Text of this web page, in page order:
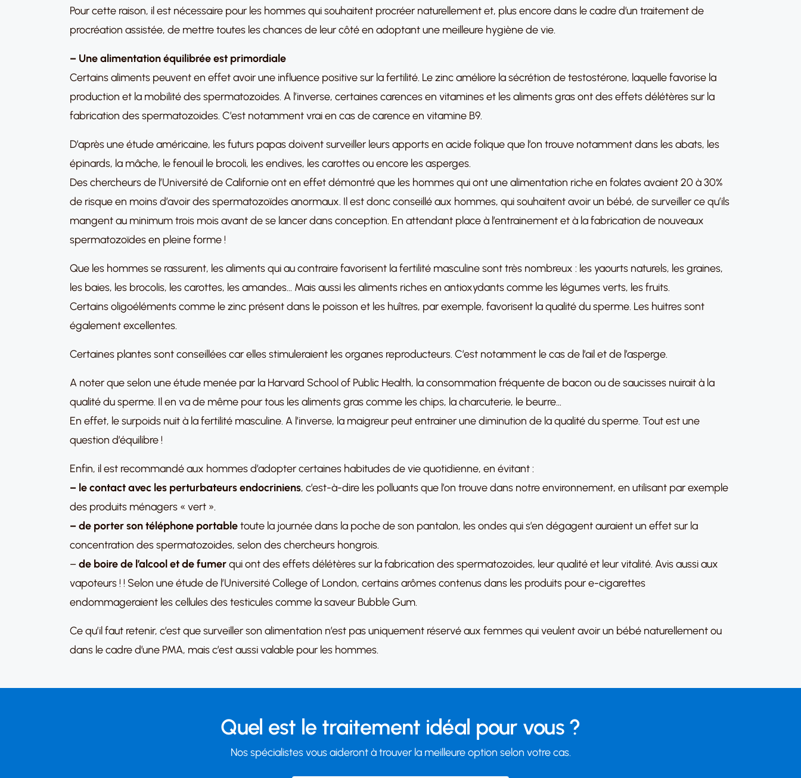
Pour cette raison, il est nécessaire pour les hommes qui souhaitent procréer naturellement et, plus encore dans le cadre d’un traitement de
procréation assistée, de mettre toutes les chances de leur côté en adoptant une meilleure hygiène de vie.
– Une alimentation équilibrée est primordiale
Certains aliments peuvent en effet avoir une influence positive sur la fertilité. Le zinc améliore la sécrétion de testostérone, laquelle favorise la
production et la mobilité des spermatozoides. A l’inverse, certaines carences en vitamines et les aliments gras ont des effets délétères sur la
fabrication des spermatozoides. C’est notamment vrai en cas de carence en vitamine B9.
D’après une étude américaine, les futurs papas doivent surveiller leurs apports en acide folique que l’on trouve notamment dans les abats, les
épinards, la mâche, le fenouil le brocoli, les endives, les carottes ou encore les asperges.
Des chercheurs de l’Université de Californie ont en effet démontré que les hommes qui ont une alimentation riche en folates avaient 20 à 30%
de risque en moins d’avoir des spermatozoïdes anormaux. Il est donc conseillé aux hommes, qui souhaitent avoir un bébé, de surveiller ce qu’ils
mangent au minimum trois mois avant de se lancer dans conception. En attendant place à l’entrainement et à la fabrication de nouveaux
spermatozoïdes en pleine forme !
Que les hommes se rassurent, les aliments qui au contraire favorisent la fertilité masculine sont très nombreux : les yaourts naturels, les graines,
les baies, les brocolis, les carottes, les amandes… Mais aussi les aliments riches en antioxydants comme les légumes verts, les fruits.
Certains oligoéléments comme le zinc présent dans le poisson et les huîtres, par exemple, favorisent la qualité du sperme. Les huitres sont
également excellentes.
Certaines plantes sont conseillées car elles stimuleraient les organes reproducteurs. C’est notamment le cas de l’ail et de l’asperge.
A noter que selon une étude menée par la Harvard School of Public Health, la consommation fréquente de bacon ou de saucisses nuirait à la
qualité du sperme. Il en va de même pour tous les aliments gras comme les chips, la charcuterie, le beurre…
En effet, le surpoids nuit à la fertilité masculine. A l’inverse, la maigreur peut entrainer une diminution de la qualité du sperme. Tout est une
question d’équilibre !
Enfin, il est recommandé aux hommes d’adopter certaines habitudes de vie quotidienne, en évitant :
– le contact avec les perturbateurs endocriniens, c’est-à-dire les polluants que l’on trouve dans notre environnement, en utilisant par exemple
des produits ménagers « vert ».
– de porter son téléphone portabletoute la journée dans la poche de son pantalon, les ondes qui s’en dégagent auraient un effet sur la
concentration des spermatozoides, selon des chercheurs hongrois.
– de boire de l’alcool et de fumerqui ont des effets délétères sur la fabrication des spermatozoides, leur qualité et leur vitalité. Avis aussi aux
vapoteurs ! ! Selon une étude de l’Université College of London, certains arômes contenus dans les produits pour e-cigarettes
endommageraient les cellules des testicules comme la saveur Bubble Gum.
Ce qu’il faut retenir, c’est que surveiller son alimentation n’est pas uniquement réservé aux femmes qui veulent avoir un bébé naturellement ou
dans le cadre d’une PMA, mais c’est aussi valable pour les hommes.
Quel est le traitement idéal pour vous ?
Nos spécialistes vous aideront à trouver la meilleure option selon votre cas.